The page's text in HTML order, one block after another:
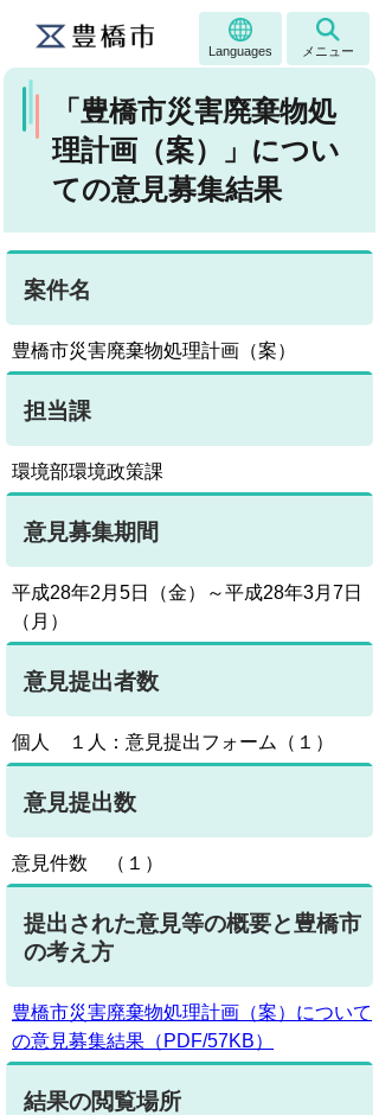
Languages メニュー
「豊橋市災害廃棄物処
理計画（案）」につい
ての意見募集結果
案件名
豊橋市災害廃棄物処理計画（案）
担当課
環境部環境政策課
意見募集期間
平成28年2月5日（金）～平成28年3月7日
（月）
意見提出者数
個人 １人：意見提出フォーム（１）
意見提出数
意見件数 （１）
提出された意見等の概要と豊橋市
の考え方
豊橋市災害廃棄物処理計画（案）について
の意見募集結果（PDF/57KB）
結果の閲覧場所